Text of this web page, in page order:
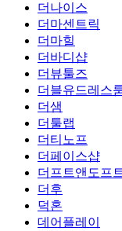
더나이스
더마센트릭
더마힐
더바디샵
더뷰툴즈
더블유드레스
더샘
더툴랩
더티노프
더페이스샵
더프트앤도프
더후
덕혼
데어플레이